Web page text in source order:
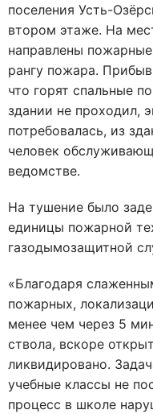
поселения Усть-
втором этаже. На
направлены
рангу пожара.
что горят спальные
здании не проходил,
потребовалась, из
человек
ведомстве.
На тушение было
единицы пожарной
газодымозащитной
«Благодаря
пожарных,
менее чем через 5
ствола, вскоре
ликвидировано.
учебные классы не
процесс в школе